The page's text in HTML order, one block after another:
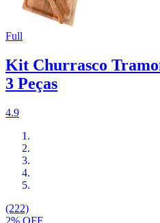
Full
Kit Churrasco
3 Peças
4.9
(222)